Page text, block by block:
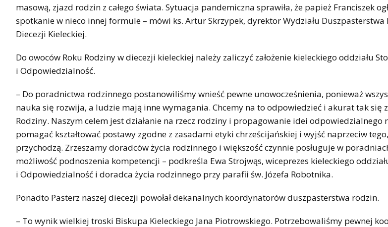
masową, zjazd rodzin z całego świata. Sytuacja pandemiczna sprawiła, że papież Franciszek
spotkanie w nieco innej formule – mówi ks. Artur Skrzypek, dyrektor Wydziału Duszpasterstwa
Diecezji Kieleckiej.
Do owoców Roku Rodziny w diecezji kieleckiej należy zaliczyć założenie kieleckiego oddziału
i Odpowiedzialność.
– Do poradnictwa rodzinnego postanowiliśmy wnieść pewne unowocześnienia, ponieważ
nauka się rozwija, a ludzie mają inne wymagania. Chcemy na to odpowiedzieć i akurat tak się
Rodziny. Naszym celem jest działanie na rzecz rodziny i propagowanie idei odpowiedzialnego
pomagać kształtować postawy zgodne z zasadami etyki chrześcijańskiej i wyjść naprzeciw
przychodzą. Zrzeszamy doradców życia rodzinnego i większość czynnie posługuje w
możliwość podnoszenia kompetencji – podkreśla Ewa Strojwąs, wiceprezes kieleckiego
i Odpowiedzialność i doradca życia rodzinnego przy parafii św. Józefa Robotnika.
Ponadto Pasterz naszej diecezji powołał dekanalnych koordynatorów duszpasterstwa rodzin.
– To wynik wielkiej troski Biskupa Kieleckiego Jana Piotrowskiego. Potrzebowaliśmy pewnej